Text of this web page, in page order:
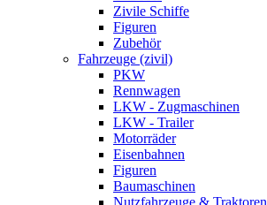
Zivile Schiffe
Figuren
Zubehör
Fahrzeuge (zivil)
PKW
Rennwagen
LKW - Zugmaschinen
LKW - Trailer
Motorräder
Eisenbahnen
Figuren
Baumaschinen
Nutzfahrzeuge & Traktoren